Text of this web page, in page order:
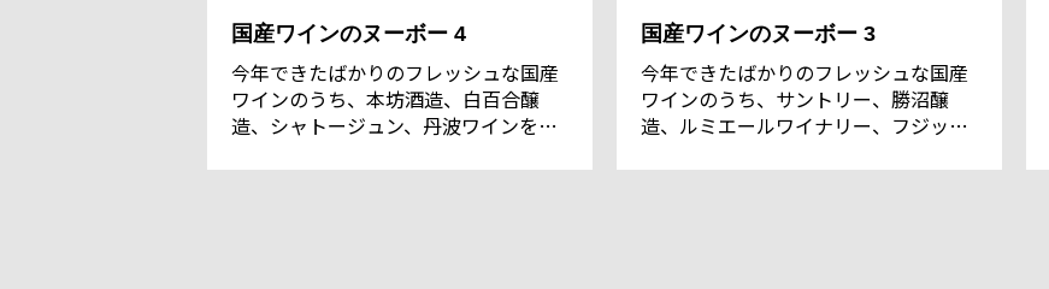
国産ワインのヌーボー 4
今年できたばかりのフレッシュな国産
ワインのうち、本坊酒造、白百合醸
造、シャトージュン、丹波ワインをご
国産ワインのヌーボー 3
今年できたばかりのフレッシュな国産
ワインのうち、サントリー、勝沼醸
造、ルミエールワイナリー、フジッコ